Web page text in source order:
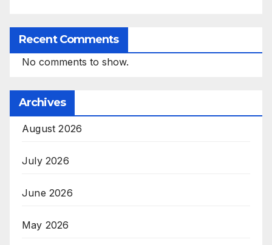
Recent Comments
No comments to show.
Archives
August 2026
July 2026
June 2026
May 2026